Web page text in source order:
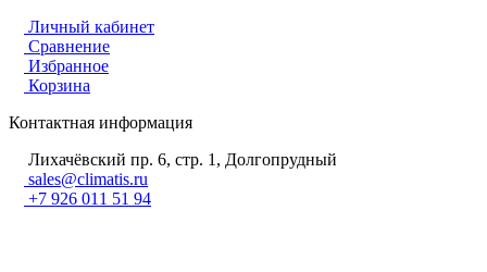
Личный кабинет
Сравнение
Избранное
Корзина
Контактная информация
Лихачёвский пр. 6, стр. 1, Долгопрудный
sales@climatis.ru
+7 926 011 51 94